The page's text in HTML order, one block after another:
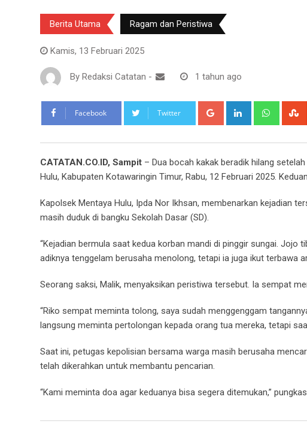
Berita Utama Ragam dan Peristiwa
Kamis, 13 Februari 2025
By Redaksi Catatan - 1 tahun ago
Facebook Twitter Google+ LinkedIn
CATATAN.CO.ID, Sampit – Dua bocah kakak beradik hilang
Hulu, Kabupaten Kotawaringin Timur, Rabu, 12 Februari 2025.
Kapolsek Mentaya Hulu, Ipda Nor Ikhsan, membenarkan kejadian
masih duduk di bangku Sekolah Dasar (SD).
“Kejadian bermula saat kedua korban mandi di pinggir sungai.
adiknya tenggelam berusaha menolong, tetapi ia juga ikut terbawa
Seorang saksi, Malik, menyaksikan peristiwa tersebut. Ia sempat
“Riko sempat meminta tolong, saya sudah menggenggam
langsung meminta pertolongan kepada orang tua mereka, tetapi
Saat ini, petugas kepolisian bersama warga masih berusaha
telah dikerahkan untuk membantu pencarian.
“Kami meminta doa agar keduanya bisa segera ditemukan,”